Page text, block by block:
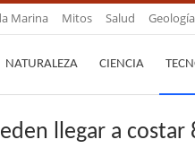
Marina Mitos Salud Geología
NATURALEZA CIENCIA
llegar a costar